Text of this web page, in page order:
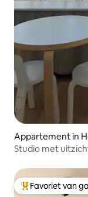
Appartement in
Studio met
Topfavoriet van
Favoriet van